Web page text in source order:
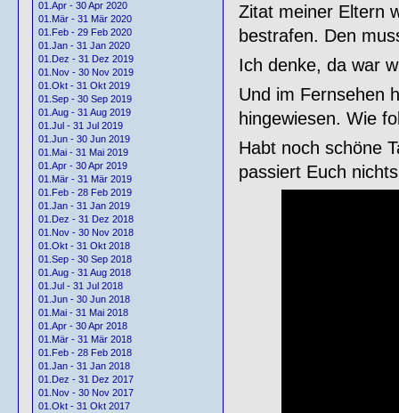
01.Apr - 30 Apr 2020
01.Mär - 31 Mär 2020
01.Feb - 29 Feb 2020
01.Jan - 31 Jan 2020
01.Dez - 31 Dez 2019
01.Nov - 30 Nov 2019
01.Okt - 31 Okt 2019
01.Sep - 30 Sep 2019
01.Aug - 31 Aug 2019
01.Jul - 31 Jul 2019
01.Jun - 30 Jun 2019
01.Mai - 31 Mai 2019
01.Apr - 30 Apr 2019
01.Mär - 31 Mär 2019
01.Feb - 28 Feb 2019
01.Jan - 31 Jan 2019
01.Dez - 31 Dez 2018
01.Nov - 30 Nov 2018
01.Okt - 31 Okt 2018
01.Sep - 30 Sep 2018
01.Aug - 31 Aug 2018
01.Jul - 31 Jul 2018
01.Jun - 30 Jun 2018
01.Mai - 31 Mai 2018
01.Apr - 30 Apr 2018
01.Mär - 31 Mär 2018
01.Feb - 28 Feb 2018
01.Jan - 31 Jan 2018
01.Dez - 31 Dez 2017
01.Nov - 30 Nov 2017
01.Okt - 31 Okt 2017
Zitat meiner Eltern
bestrafen. Den
Ich denke, da war
Und im Fernsehen
hingewiesen. Wie
Habt noch schöne
passiert Euch